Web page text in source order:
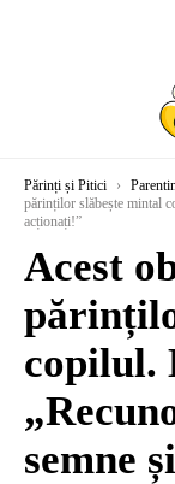
Părinți și Pitici ›
părinților slăbește mintal
acționați!”
Acest
copilul.
semne